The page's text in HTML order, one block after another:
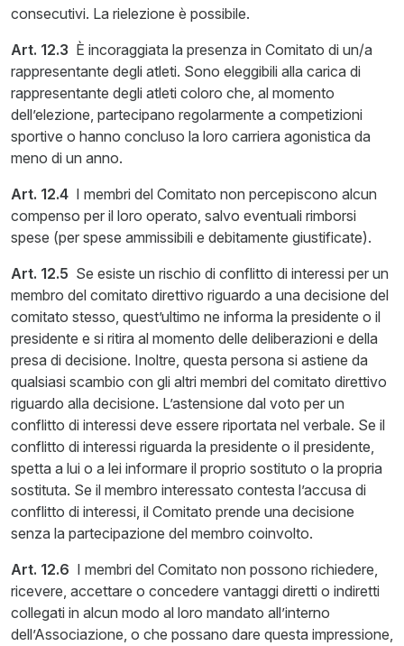
consecutivi. La rielezione è possibile.
Art. 12.3 È incoraggiata la presenza in Comitato di un/a
rappresentante degli atleti. Sono eleggibili alla carica di
rappresentante degli atleti coloro che, al momento
dell’elezione, partecipano regolarmente a competizioni
sportive o hanno concluso la loro carriera agonistica da
meno di un anno.
Art. 12.4 I membri del Comitato non percepiscono alcun
compenso per il loro operato, salvo eventuali rimborsi
spese (per spese ammissibili e debitamente giustificate).
Art. 12.5 Se esiste un rischio di conflitto di interessi per un
membro del comitato direttivo riguardo a una decisione del
comitato stesso, quest’ultimo ne informa la presidente o il
presidente e si ritira al momento delle deliberazioni e della
presa di decisione. Inoltre, questa persona si astiene da
qualsiasi scambio con gli altri membri del comitato direttivo
riguardo alla decisione. L’astensione dal voto per un
conflitto di interessi deve essere riportata nel verbale. Se il
conflitto di interessi riguarda la presidente o il presidente,
spetta a lui o a lei informare il proprio sostituto o la propria
sostituta. Se il membro interessato contesta l’accusa di
conflitto di interessi, il Comitato prende una decisione
senza la partecipazione del membro coinvolto.
Art. 12.6 I membri del Comitato non possono richiedere,
ricevere, accettare o concedere vantaggi diretti o indiretti
collegati in alcun modo al loro mandato all’interno
dell’Associazione, o che possano dare questa impressione,